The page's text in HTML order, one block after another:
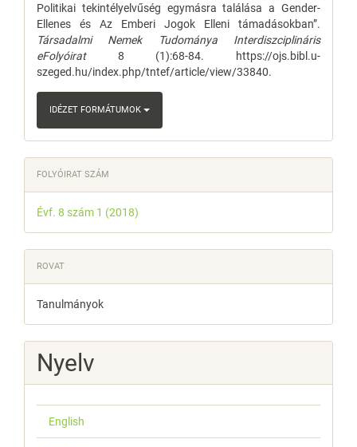
Politikai tekintélyelvűség egymásra találása a Gender-
Ellenes és Az Emberi Jogok Elleni támadásokban”.
Társadalmi Nemek Tudománya Interdiszciplináris
eFolyóirat8 (1):68-84. https://ojs.bibl.u-
szeged.hu/index.php/tntef/article/view/33840.
IDÉZET FORMÁTUMOK
FOLYÓIRAT SZÁM
Évf. 8 szám 1 (2018)
ROVAT
Tanulmányok
Nyelv
English